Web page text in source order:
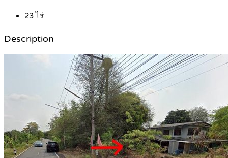
23ไร่
Description